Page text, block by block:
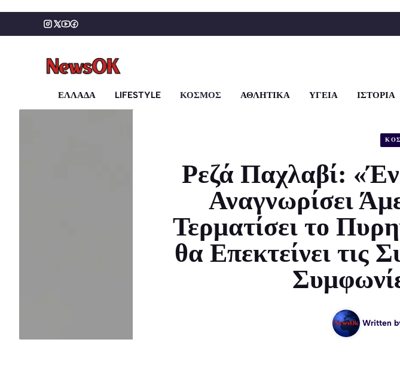
περιεχόμενο
ΕΛΛΑΔΑ LIFESTYLE ΚΟΣΜΟΣ ΑΘΛΗΤΙΚΑ ΥΓΕΙΑ ΙΣΤΟΡΙΑ
Ρεζά Παχλαβί:
Αναγνωρίσει
Τερματίσει το
θα Επεκτείνει τις
Written